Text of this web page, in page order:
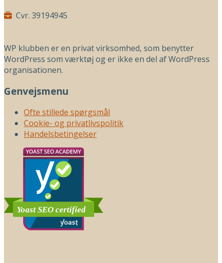
Cvr. 39194945
WP klubben er en privat virksomhed, som benytter
WordPress som værktøj og er ikke en del af WordPress
organisationen.
Genvejsmenu
Ofte stillede spørgsmål
Cookie- og privatlivspolitik
Handelsbetingelser